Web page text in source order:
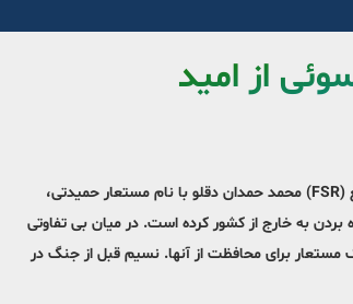
از امید
از آوریل ۲۰۲۳، درگیری بین ارتش دولتی * عبدالفتاح البرهان و شبه نظامیان نیروی پشتیبانی سریع (FSR) محمد حمدان دقلو با نام مستعار حمیدتی،
بردن به خارج از کشور کرده است. در میان بی تفاوتی
مستعار برای محافظت از آنها. نسیم قبل از جنگ در